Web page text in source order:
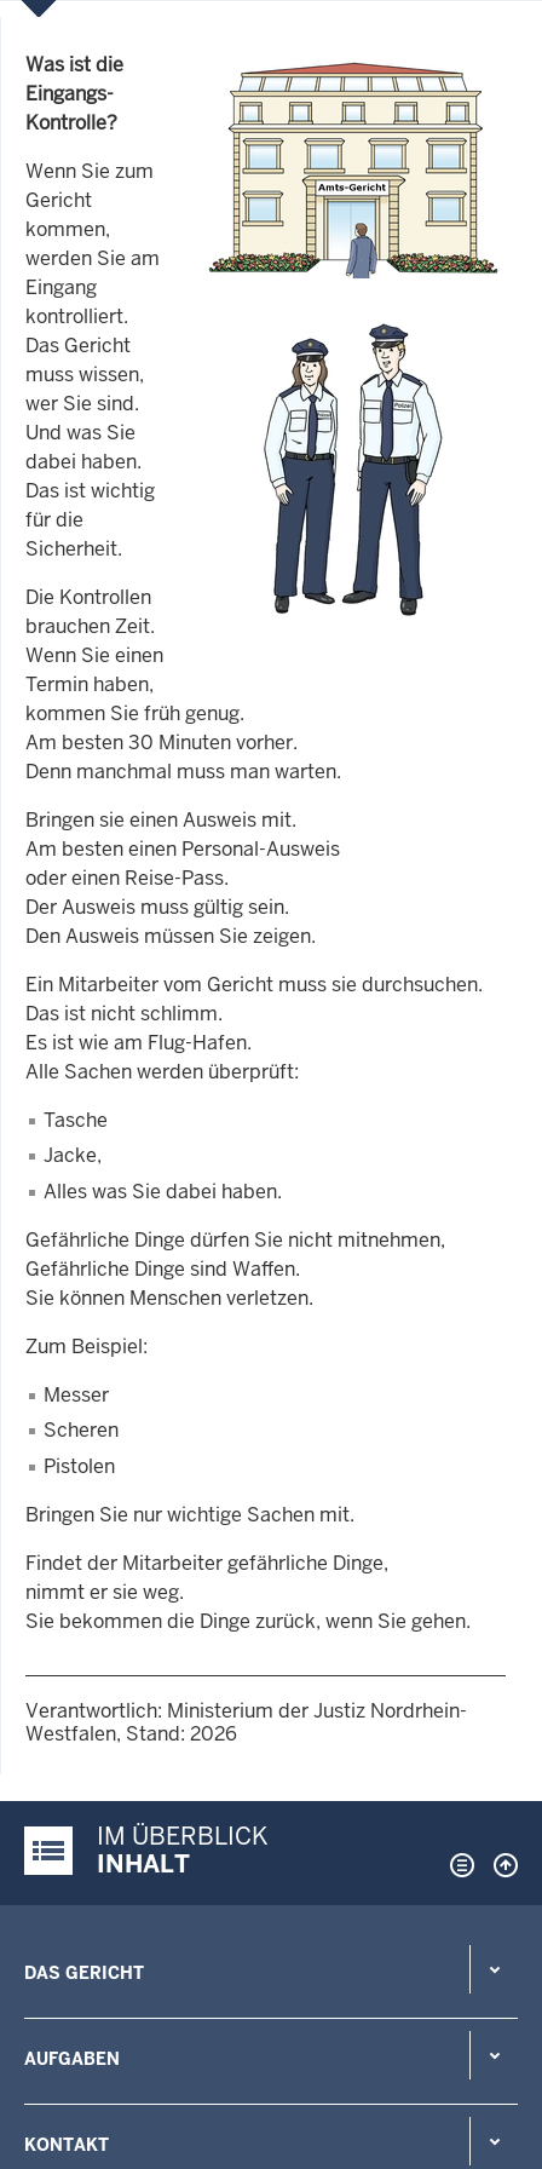
Was ist die
Eingangs-
Kontrolle?
Wenn Sie zum
Gericht
kommen,
werden Sie am
Eingang
kontrolliert.
Das Gericht
muss wissen,
wer Sie sind.
Und was Sie
dabei haben.
Das ist wichtig
für die
Sicherheit.
Die Kontrollen
brauchen Zeit.
Wenn Sie einen
Termin haben,
kommen Sie früh genug.
Am besten 30 Minuten vorher.
Denn manchmal muss man warten.
Bringen sie einen Ausweis mit.
Am besten einen Personal-Ausweis
oder einen Reise-Pass.
Der Ausweis muss gültig sein.
Den Ausweis müssen Sie zeigen.
Ein Mitarbeiter vom Gericht muss sie durchsuchen.
Das ist nicht schlimm.
Es ist wie am Flug-Hafen.
Alle Sachen werden überprüft:
Tasche
Jacke,
Alles was Sie dabei haben.
Gefährliche Dinge dürfen Sie nicht mitnehmen,
Gefährliche Dinge sind Waffen.
Sie können Menschen verletzen.
Zum Beispiel:
Messer
Scheren
Pistolen
Bringen Sie nur wichtige Sachen mit.
Findet der Mitarbeiter gefährliche Dinge,
nimmt er sie weg.
Sie bekommen die Dinge zurück, wenn Sie gehen.
Verantwortlich: Ministerium der Justiz Nordrhein-
Westfalen, Stand: 2026
Justiz-Portal im Überblick:
IM ÜBERBLICK
INHALT
DAS GERICHT
AUFGABEN
KONTAKT